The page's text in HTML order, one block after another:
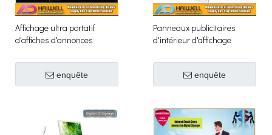
Affichage ultra portatif
d'affiches d'annonces
cristaux liquides de Signage
de Digital de 43 pouces
enquête
Panneaux publicitaires
d'intérieur d'affichage
liquides d'affiche numérique
portative ultra mince de 43 '
enquête